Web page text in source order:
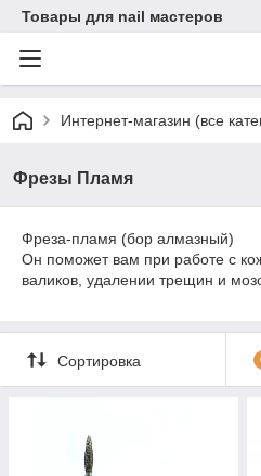
Товары для nail мастеров
Интернет-магазин (все
Фрезы Пламя
Фреза-пламя (бор алмазный)
Он поможет вам при работе с
валиков, удалении трещин и
Сортировка